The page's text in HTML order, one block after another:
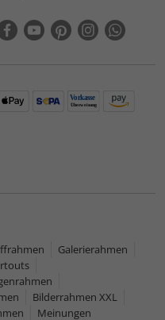
Galerierahmen
Bilderrahmen XXL
Meinungen